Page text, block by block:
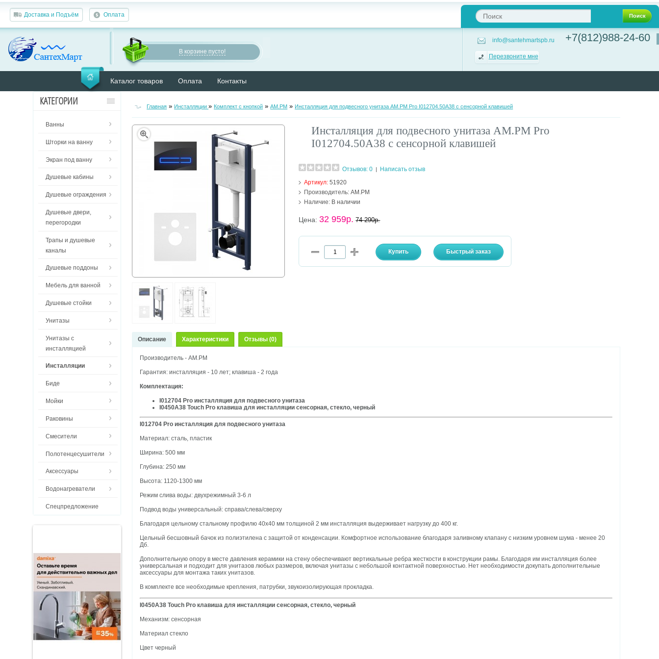
Доставка и Подъём Оплата Поиск
В корзине пусто!
info@santehmartspb.ru
Перезвоните мне
+7(812)988-24-60
Каталог товаров Оплата Контакты
КАТЕГОРИИ
Ванны
Шторки на ванну
Экран под ванну
Душевые кабины
Душевые ограждения
Душевые двери,
перегородки
Трапы и душевые
каналы
Душевые поддоны
Мебель для ванной
Душевые стойки
Унитазы
Унитазы с
инсталляцией
Инсталляции
Биде
Мойки
Раковины
Смесители
Полотенцесушители
Аксессуары
Водонагреватели
Спецпредложение
Главная » Инсталляции» Комплект с кнопкой »AM.PM » Инсталляция для подвесного унитаза AM.PM Pro I012704.50A38 с сенсорной клавишей
Инсталляция для подвесного унитаза AM.PM Pro
I012704.50A38 с сенсорной клавишей
Отзывов: 0 |
Написать отзыв
Артикул:51920
Производитель: AM.PM
Наличие: В наличии
Цена:32 959р. 74 290р.
Описание Характеристики Отзывы (0)
Производитель - AM.PM
Гарантия: инсталляция - 10 лет; клавиша - 2 года
Комплектация:
I012704 Pro инсталляция для подвесного унитаза
I0450A38 Touch Pro клавиша для инсталляции сенсорная, стекло, черный
I012704 Pro инсталляция для подвесного унитаза
Материал: сталь, пластик
Ширина: 500 мм
Глубина: 250 мм
Высота: 1120-1300 мм
Режим слива воды: двухрежимный 3-6 л
Подвод воды универсальный: справа/слева/сверху
Благодаря цельному стальному профилю 40х40 мм толщиной 2 мм инсталляция выдерживает нагрузку до 400 кг.
Цельный бесшовный бачок из полиэтилена с защитой от конденсации. Комфортное использование благодаря заливному клапану с низким уровнем шума - менее 20
Дб.
Дополнительную опору в месте давления керамики на стену обеспечивают вертикальные ребра жесткости в конструкции рамы. Благодаря им инсталляция более
универсальная и подходит для унитазов любых размеров, включая унитазы с небольшой контактной поверхностью. Нет необходимости докупать дополнительные
аксессуары для монтажа таких унитазов.
В комплекте все необходимые крепления, патрубки, звукоизолирующая прокладка.
I0450A38 Touch Pro клавиша для инсталляции сенсорная, стекло, черный
Механизм: сенсорная
Материал стекло
Цвет черный